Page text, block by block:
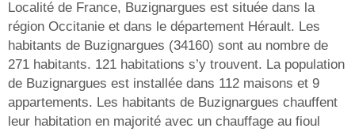
Localité de France, Buzignargues est située dans la
région Occitanie et dans le département Hérault. Les
habitants de Buzignargues (34160) sont au nombre de
271 habitants. 121 habitations s’y trouvent. La population
de Buzignargues est installée dans 112 maisons et 9
appartements. Les habitants de Buzignargues chauffent
leur habitation en majorité avec un chauffage au fioul